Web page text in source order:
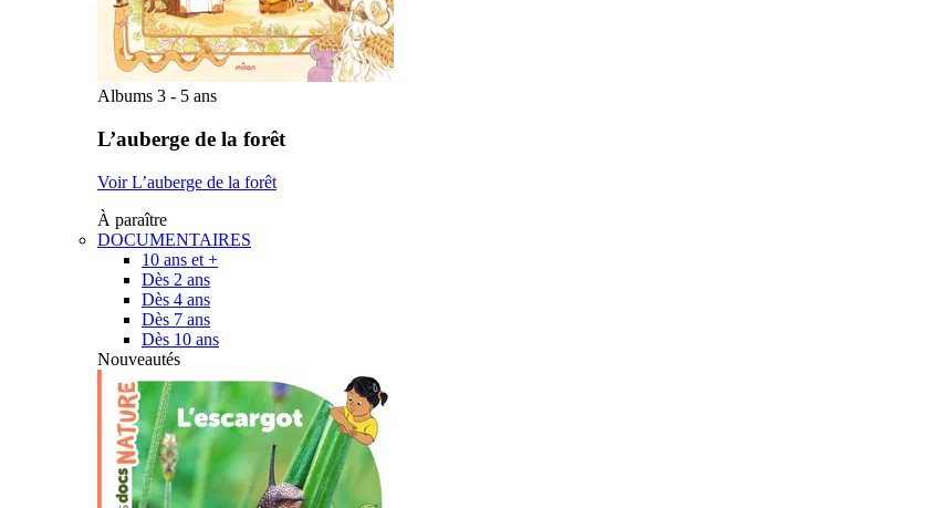
Albums 3 - 5 ans
L’auberge de la forêt
Voir L’auberge de la forêt
À paraître
DOCUMENTAIRES
10 ans et +
Dès 2 ans
Dès 4 ans
Dès 7 ans
Dès 10 ans
Nouveautés